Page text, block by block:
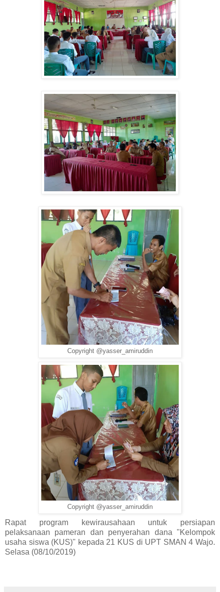
Copyright @yasser_amiruddin
Copyright @yasser_amiruddin
Rapat program kewirausahaan untuk persiapan
pelaksanaan pameran dan penyerahan dana "Kelompok
usaha siswa (KUS)" kepada 21 KUS di UPT SMAN 4 Wajo.
Selasa (08/10/2019)